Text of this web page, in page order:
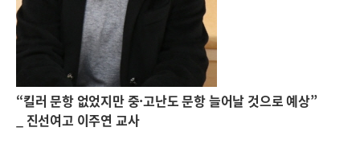
“킬러 문항 없었지만 중·고난도 문항 늘어날 것으로 예상”
_ 진선여고 이주연 교사